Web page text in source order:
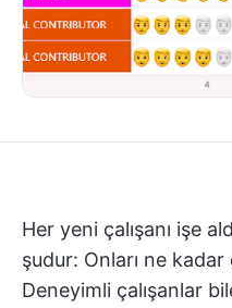
Her yeni çalışanı işe
şudur: Onları ne
Deneyimli çalışanlar